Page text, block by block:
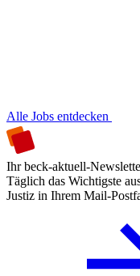
Alle Jobs entdecken
Ihr beck-aktuell-
Täglich das Wichtigste
Justiz in Ihrem Mail-